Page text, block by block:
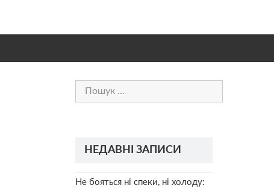
Пошук:
НЕДАВНІ ЗАПИСИ
Не бояться ні спеки, ні холоду: